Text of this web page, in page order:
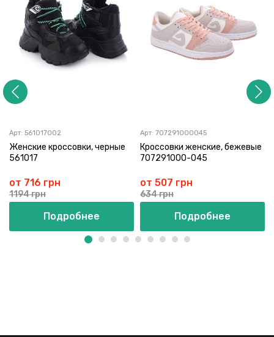
Арт: 561017002
Женские кроссовки, черные
561017
от 716 грн
1194 грн
Подробнее
Арт: 707291000045
Кроссовки женские, бежевые
707291000-045
от 507 грн
634 грн
Подробнее